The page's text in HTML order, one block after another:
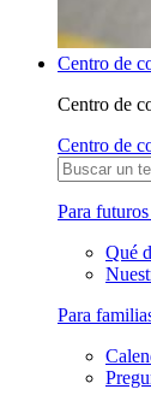
Centro de
Centro de
Centro de
Para
Qué
Para